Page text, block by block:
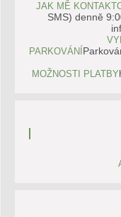
JAK MĚ
SMS) denně
PARKOVÁNÍ
MOŽNOSTI PLATBY